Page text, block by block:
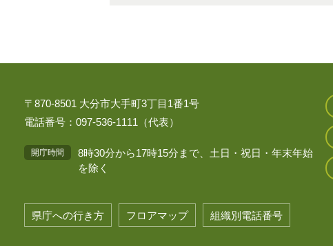
〒870-8501 大分市大手町3丁目1番1号
電話番号：097-536-1111（代表）
開庁時間
8時30分から17時15分まで、土日・祝日・年末年始
を除く
県庁への行き方 フロアマップ 組織別電話番号